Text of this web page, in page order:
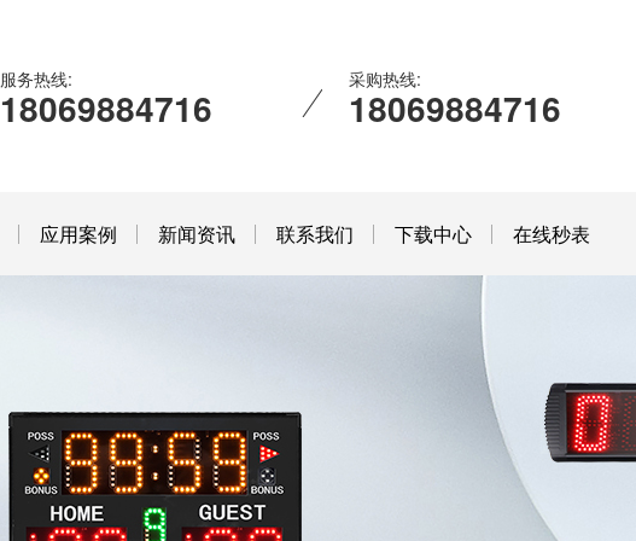
服务热线:
18069884716
采购热线:
18069884716
应用案例 新闻资讯 联系我们 下载中心 在线秒表